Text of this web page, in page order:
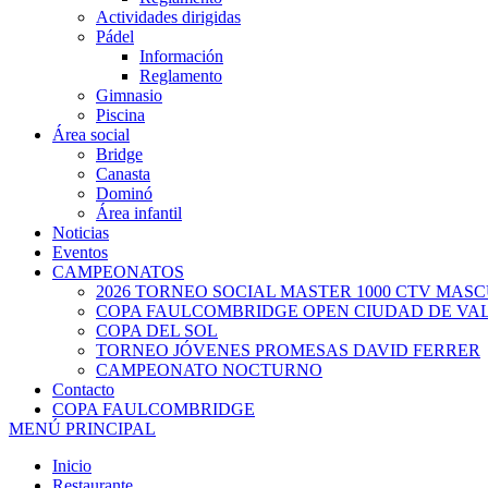
Actividades dirigidas
Pádel
Información
Reglamento
Gimnasio
Piscina
Área social
Bridge
Canasta
Dominó
Área infantil
Noticias
Eventos
CAMPEONATOS
2026 TORNEO SOCIAL MASTER 1000 CTV
COPA FAULCOMBRIDGE OPEN CIUDAD DE
COPA DEL SOL
TORNEO JÓVENES PROMESAS DAVID FERRER
CAMPEONATO NOCTURNO
Contacto
COPA FAULCOMBRIDGE
MENÚ PRINCIPAL
Inicio